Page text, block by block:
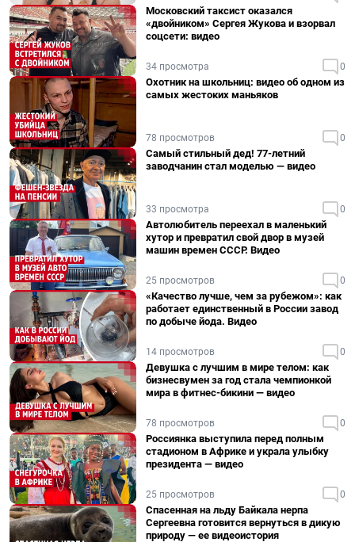
Московский таксист оказался
«двойником» Сергея Жукова и взорвал
соцсети: видео
34 просмотра 0
Охотник на школьниц: видео об одном из
самых жестоких маньяков
78 просмотров 0
Самый стильный дед! 77-летний
заводчанин стал моделью — видео
33 просмотра 0
Автолюбитель переехал в маленький
хутор и превратил свой двор в музей
машин времен СССР. Видео
25 просмотров 0
«Качество лучше, чем за рубежом»: как
работает единственный в России завод
по добыче йода. Видео
14 просмотров 0
Девушка с лучшим в мире телом: как
бизнесвумен за год стала чемпионкой
мира в фитнес-бикини — видео
78 просмотров 0
Россиянка выступила перед полным
стадионом в Африке и украла улыбку
президента — видео
25 просмотров 0
Спасенная на льду Байкала нерпа
Сергеевна готовится вернуться в дикую
природу — ее видеоистория